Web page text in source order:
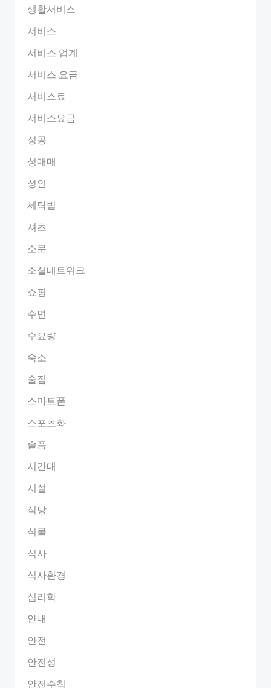
생활서비스
서비스
서비스 업계
서비스 요금
서비스료
서비스요금
성공
성매매
성인
세탁법
셔츠
소문
소셜네트워크
쇼핑
수면
수요량
숙소
술집
스마트폰
스포츠화
슬픔
시간대
시설
식당
식물
식사
식사환경
심리학
안내
안전
안전성
안전수칙